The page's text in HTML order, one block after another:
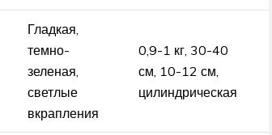
Гладкая,
темно-
зеленая,
светлые
вкрапления
0,9-1 кг, 30-40
см, 10-12 см,
цилиндрическая